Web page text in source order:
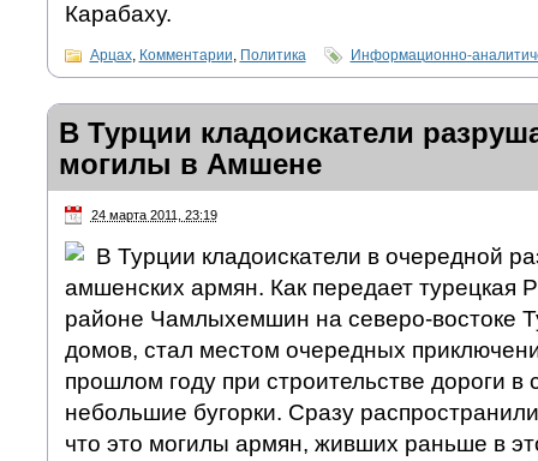
Карабаху.
Арцах, Комментарии, Политика Информационно-
В Турции кладоискатели
могилы в Амшене
24 марта 2011, 23:19
В Турции кладоискатели в очередной
амшенских армян. Как передает турецкая
районе Чамлыхемшин на северо-востоке
домов, стал местом очередных
прошлом году при строительстве дороги в
небольшие бугорки. Сразу
что это могилы армян, живших раньше в